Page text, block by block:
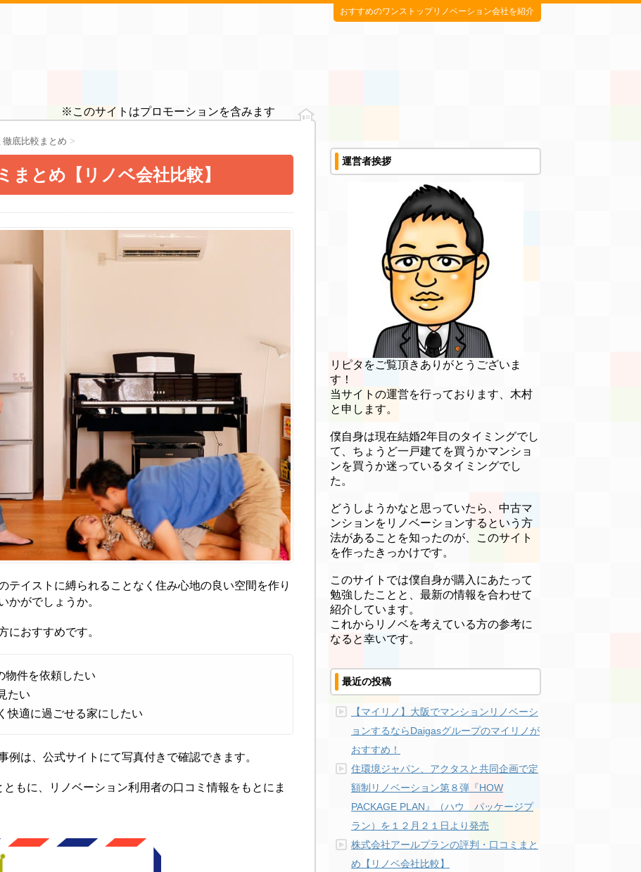
おすすめのワンストップリノベーション会社を紹介
※このサイトはプロモーションを含みます
底比較まとめ >
まとめ【リノベ会社比較】
テイストに縛られることなく住み心地の良い空間を作り
かがでしょうか。
におすすめです。
物件を依頼したい
たい
快適に過ごせる家にしたい
例は、公式サイトにて写真付きで確認できます。
もに、リノベーション利用者の口コミ情報をもとにま
運営者挨拶
リピタをご覧頂きありがとうございま
す！
当サイトの運営を行っております、木村
と申します。
僕自身は現在結婚2年目のタイミングでし
て、ちょうど一戸建てを買うかマンショ
ンを買うか迷っているタイミングでし
た。
どうしようかなと思っていたら、中古マ
ンションをリノベーションするという方
法があることを知ったのが、このサイト
を作ったきっかけです。
このサイトでは僕自身が購入にあたって
勉強したことと、最新の情報を合わせて
紹介しています。
これからリノベを考えている方の参考に
なると幸いです。
最近の投稿
【マイリノ】大阪でマンションリノベーシ
ョンするならDaigasグループのマイリノが
おすすめ！
住環境ジャパン、アクタスと共同企画で定
額制リノベーション第８弾『HOW
PACKAGE PLAN』（ハウ パッケージプ
ラン）を１２月２１日より発売
株式会社アールプランの評判・口コミまと
め【リノベ会社比較】